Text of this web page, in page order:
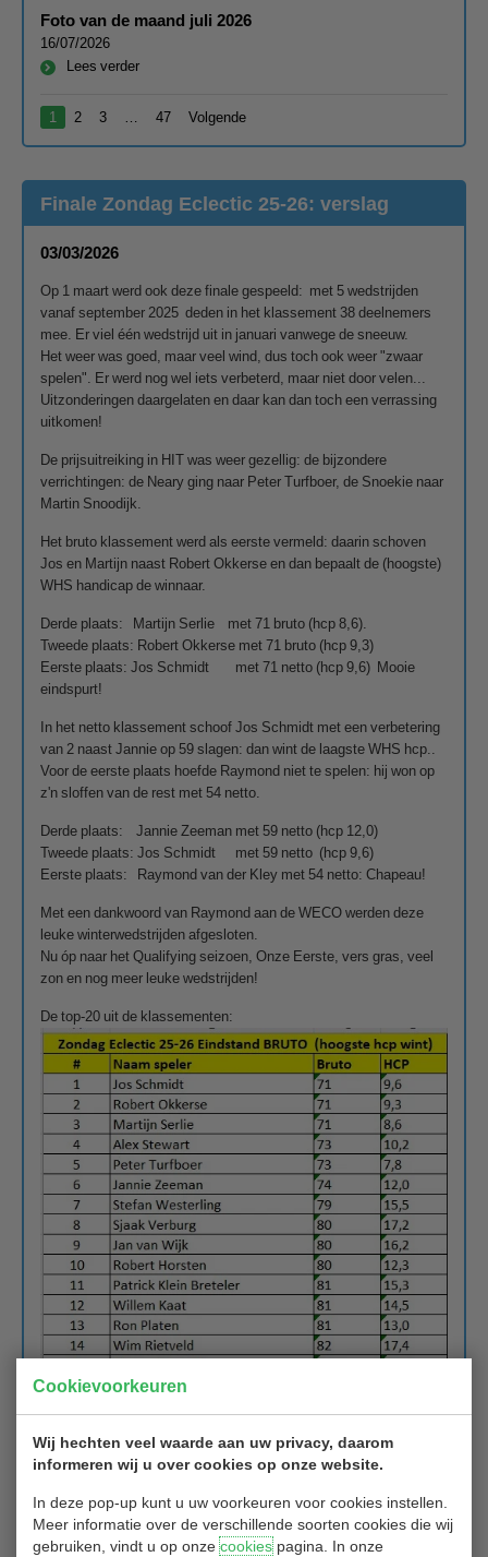
Cookievoorkeuren
Wij hechten veel waarde aan uw privacy, daarom
informeren wij u over cookies op onze website.
In deze pop-up kunt u uw voorkeuren voor cookies instellen.
Meer informatie over de verschillende soorten cookies die wij
gebruiken, vindt u op onzecookiespagina. In onze
Foto van de maand juli 2026
16/07/2026
Lees verder
1 2 3 47 Volgende
Finale Zondag Eclectic 25-26: verslag
03/03/2026
Op 1 maart werd ook deze finale gespeeld: met 5 wedstrijden
vanaf september 2025 deden in het klassement 38 deelnemers
mee. Er viel één wedstrijd uit in januari vanwege de sneeuw.
Het weer was goed, maar veel wind, dus toch ook weer "zwaar
spelen". Er werd nog wel iets verbeterd, maar niet door velen...
Uitzonderingen daargelaten en daar kan dan toch een verrassing
uitkomen!
De prijsuitreiking in HIT was weer gezellig: de bijzondere
verrichtingen: de Neary ging naar Peter Turfboer, de Snoekie naar
Martin Snoodijk.
Het bruto klassement werd als eerste vermeld: daarin schoven
Jos en Martijn naast Robert Okkerse en dan bepaalt de (hoogste)
WHS handicap de winnaar.
Derde plaats: Martijn Serlie met 71 bruto (hcp 8,6).
Tweede plaats: Robert Okkerse met 71 bruto (hcp 9,3)
Eerste plaats: Jos Schmidt met 71 netto (hcp 9,6) Mooie
eindspurt!
In het netto klassement schoof Jos Schmidt met een verbetering
van 2 naast Jannie op 59 slagen: dan wint de laagste WHS hcp..
Voor de eerste plaats hoefde Raymond niet te spelen: hij won op
z'n sloffen van de rest met 54 netto.
Derde plaats: Jannie Zeeman met 59 netto (hcp 12,0)
Tweede plaats: Jos Schmidt met 59 netto (hcp 9,6)
Eerste plaats: Raymond van der Kley met 54 netto: Chapeau!
Met een dankwoord van Raymond aan de WECO werden deze
leuke winterwedstrijden afgesloten.
Nu óp naar het Qualifying seizoen, Onze Eerste, vers gras, veel
zon en nog meer leuke wedstrijden!
De top-20 uit de klassementen:
en netto: